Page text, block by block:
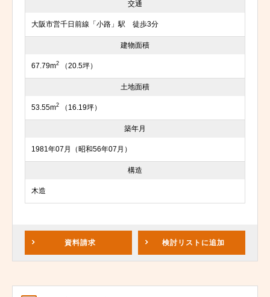
交通
大阪市営千日前線「小路」駅 徒歩3分
建物面積
67.79m2 （20.5坪）
土地面積
53.55m2 （16.19坪）
築年月
1981年07月（昭和56年07月）
構造
木造
資料請求 検討リスト に追加